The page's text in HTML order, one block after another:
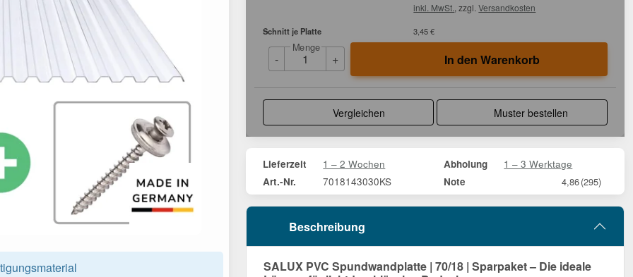
inkl. MwSt. , zzgl.Versandkosten
Schnitt je Platte 3,45 €
-
Menge
+ In den Warenkorb
Vergleichen Muster bestellen
Lieferzeit 1 – 2 Wochen Abholung 1 – 3 Werktage
Art.-Nr. 7018143030KS Note 4,86(295)
Beschreibung
SALUX PVC Spundwandplatte | 70/18 | Sparpaket – Die ideale